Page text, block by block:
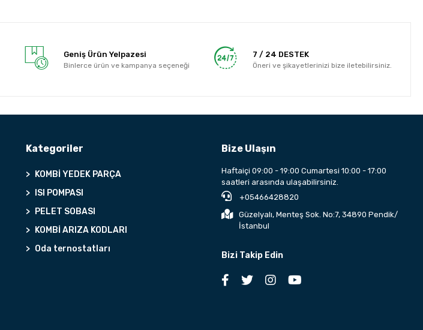
Geniş Ürün Yelpazesi
Binlerce ürün ve kampanya seçeneği
7 / 24 DESTEK
Öneri ve şikayetlerinizi bize iletebilirsiniz.
Kategoriler
KOMBİ YEDEK PARÇA
ISI POMPASI
PELET SOBASI
KOMBİ ARIZA KODLARI
Oda ternostatları
Bize Ulaşın
Haftaiçi 09:00 - 19:00 Cumartesi 10:00 - 17:00
saatleri arasında ulaşabilirsiniz.
+05466428820
Güzelyalı, Menteş Sok. No:7, 34890 Pendik/
İstanbul
Bizi Takip Edin